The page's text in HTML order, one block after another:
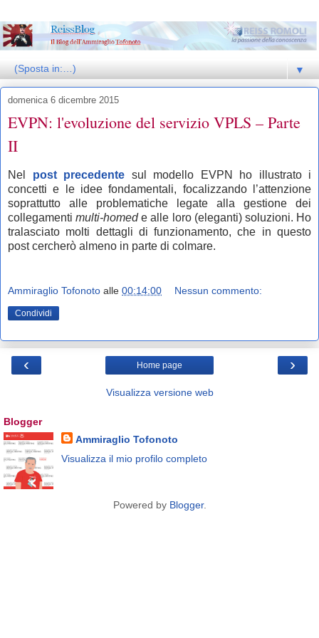
▼
domenica 6 dicembre 2015
EVPN: l'evoluzione del servizio VPLS – Parte
II
Nel post precedente sul modello EVPN ho illustrato i
concetti e le idee fondamentali, focalizzando l’attenzione
soprattutto alle problematiche legate alla gestione dei
collegamentimulti-homede alle loro (eleganti) soluzioni. Ho
tralasciato molti dettagli di funzionamento, che in questo
post cercherò almeno in parte di colmare.
Ammiraglio Tofonoto alle 00:14:00 Nessun commento:
Condividi
‹ ›
Home page
Visualizza versione web
Blogger
Ammiraglio Tofonoto
Visualizza il mio profilo completo
Powered by Blogger.